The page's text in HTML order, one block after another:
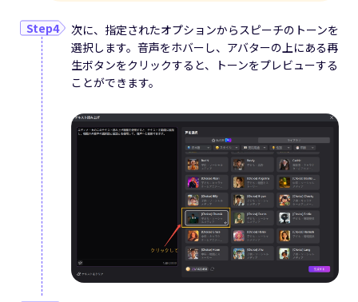
次に、指定されたオプションからスピーチのトーンを
選択します。音声をホバーし、アバターの上にある再
生ボタンをクリックすると、トーンをプレビューする
ことができます。